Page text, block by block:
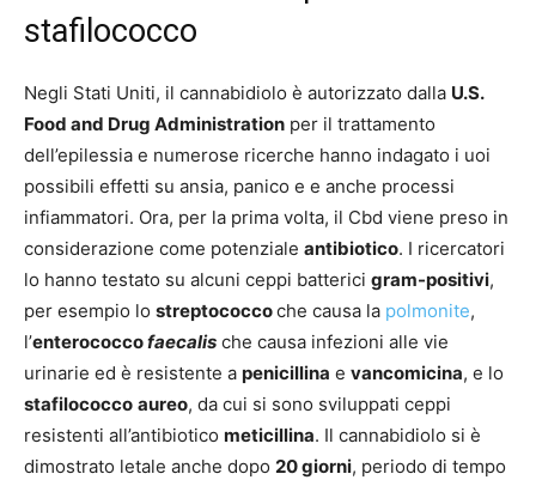
stafilococco
Negli Stati Uniti, il cannabidiolo è autorizzato dalla U.S.
Food and Drug Administration per il trattamento
dell’epilessia e numerose ricerche hanno indagato i uoi
possibili effetti su ansia, panico e e anche processi
infiammatori. Ora, per la prima volta, il Cbd viene preso in
considerazione come potenziale antibiotico. I ricercatori
lo hanno testato su alcuni ceppi batterici gram-positivi,
per esempio lo streptococcoche causa la polmonite,
l’enterococcofaecalis che causa infezioni alle vie
urinarie ed è resistente a penicillina e vancomicina, e lo
stafilococco aureo, da cui si sono sviluppati ceppi
resistenti all’antibiotico meticillina. Il cannabidiolo si è
dimostrato letale anche dopo 20 giorni, periodo di tempo